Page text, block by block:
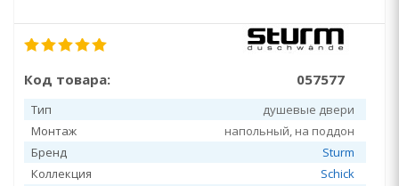
Код товара: 057577
Тип
душевые двери
Монтаж
напольный, на поддон
Бренд
Sturm
Коллекция
Schick